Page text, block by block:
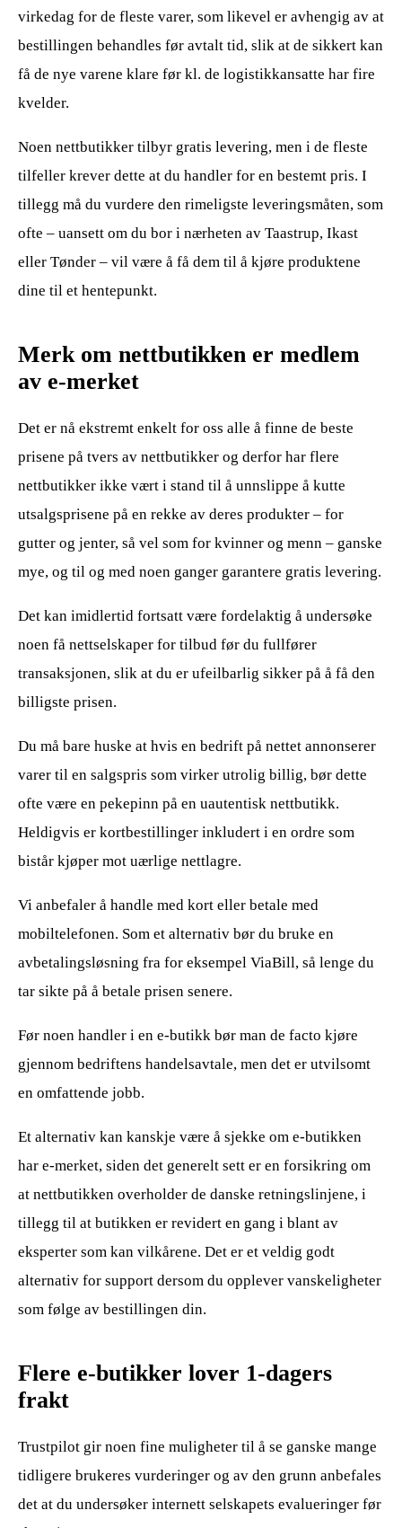
virkedag for de fleste varer, som likevel er avhengig av at
bestillingen behandles før avtalt tid, slik at de sikkert kan
få de nye varene klare før kl. de logistikkansatte har fire
kvelder.
Noen nettbutikker tilbyr gratis levering, men i de fleste
tilfeller krever dette at du handler for en bestemt pris. I
tillegg må du vurdere den rimeligste leveringsmåten, som
ofte – uansett om du bor i nærheten av Taastrup, Ikast
eller Tønder – vil være å få dem til å kjøre produktene
dine til et hentepunkt.
Merk om nettbutikken er medlem
av e-merket
Det er nå ekstremt enkelt for oss alle å finne de beste
prisene på tvers av nettbutikker og derfor har flere
nettbutikker ikke vært i stand til å unnslippe å kutte
utsalgsprisene på en rekke av deres produkter – for
gutter og jenter, så vel som for kvinner og menn – ganske
mye, og til og med noen ganger garantere gratis levering.
Det kan imidlertid fortsatt være fordelaktig å undersøke
noen få nettselskaper for tilbud før du fullfører
transaksjonen, slik at du er ufeilbarlig sikker på å få den
billigste prisen.
Du må bare huske at hvis en bedrift på nettet annonserer
varer til en salgspris som virker utrolig billig, bør dette
ofte være en pekepinn på en uautentisk nettbutikk.
Heldigvis er kortbestillinger inkludert i en ordre som
bistår kjøper mot uærlige nettlagre.
Vi anbefaler å handle med kort eller betale med
mobiltelefonen. Som et alternativ bør du bruke en
avbetalingsløsning fra for eksempel ViaBill, så lenge du
tar sikte på å betale prisen senere.
Før noen handler i en e-butikk bør man de facto kjøre
gjennom bedriftens handelsavtale, men det er utvilsomt
en omfattende jobb.
Et alternativ kan kanskje være å sjekke om e-butikken
har e-merket, siden det generelt sett er en forsikring om
at nettbutikken overholder de danske retningslinjene, i
tillegg til at butikken er revidert en gang i blant av
eksperter som kan vilkårene. Det er et veldig godt
alternativ for support dersom du opplever vanskeligheter
som følge av bestillingen din.
Flere e-butikker lover 1-dagers
frakt
Trustpilot gir noen fine muligheter til å se ganske mange
tidligere brukeres vurderinger og av den grunn anbefales
det at du undersøker internett selskapets evalueringer før